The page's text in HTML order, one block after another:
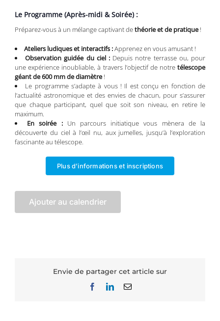
Le Programme (Après-midi & Soirée) :
Préparez-vous à un mélange captivant dethéorie et de pratique!
Ateliers ludiques et interactifs :Apprenez en vous amusant !
Observation guidée du ciel : Depuis notre terrasse ou, pour
une expérience inoubliable, à travers l’objectif de notre télescope
géant de 600 mm de diamètre!
Le programme s’adapte à vous ! Il est conçu en fonction de
l’actualité astronomique et des envies de chacun, pour s’assurer
que chaque participant, quel que soit son niveau, en retire le
maximum.
En soirée :Un parcours initiatique vous mènera de la
découverte du ciel à l’œil nu, aux jumelles, jusqu’à l’exploration
fascinante au télescope.
Plus d’informations et inscriptions
Ajouter au calendrier
Envie de partager cet article sur
FacebookLinkedInEmail